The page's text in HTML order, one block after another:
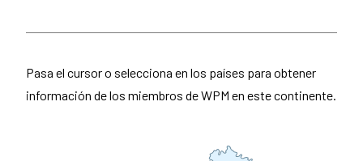
Pasa el cursor o selecciona en los países para obtener
información de los miembros de WPM en este continente.